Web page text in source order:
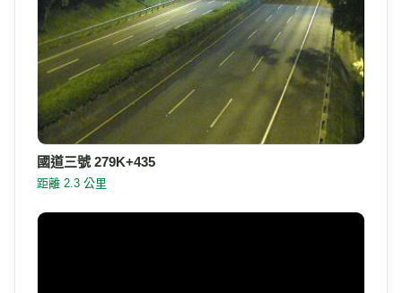
國道三號 279K+435
距離 2.3 公里